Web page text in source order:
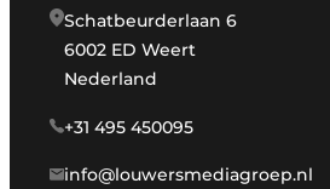
Schatbeurderlaan 6
6002 ED Weert
Nederland
+31 495 450095
info@louwersmediagroep.nl